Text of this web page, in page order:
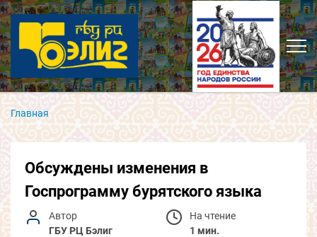
Главная
Обсуждены изменения в
Госпрограмму бурятского языка
Автор
ГБУ РЦ Бэлиг
На чтение
1 мин.